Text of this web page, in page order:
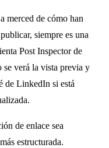
merced de cómo han
siempre es una
Post Inspector de
se verá la vista previa y
de LinkedIn si está
de enlace sea
estructurada.